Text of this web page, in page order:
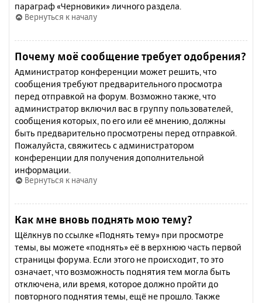
параграф «Черновики» личного раздела.
Вернуться к началу
Почему моё сообщение требует одобрения?
Администратор конференции может решить, что
сообщения требуют предварительного просмотра
перед отправкой на форум. Возможно также, что
администратор включил вас в группу пользователей,
сообщения которых, по его или её мнению, должны
быть предварительно просмотрены перед отправкой.
Пожалуйста, свяжитесь с администратором
конференции для получения дополнительной
информации.
Вернуться к началу
Как мне вновь поднять мою тему?
Щёлкнув по ссылке «Поднять тему» при просмотре
темы, вы можете «поднять» её в верхнюю часть первой
страницы форума. Если этого не происходит, то это
означает, что возможность поднятия тем могла быть
отключена, или время, которое должно пройти до
повторного поднятия темы, ещё не прошло. Также